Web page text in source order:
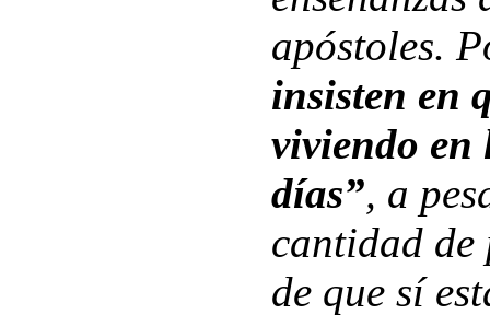
apóstoles.
insisten en
viviendo en
días”, a
cantidad de
de que sí